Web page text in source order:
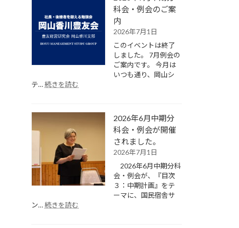
期
分
科
会・
会
れ
科会・例会のご案
内
2026年7月1日
このイベントは終了
しました。 7月例会の
ご案内です。 今月は
いつも通り、岡山シ
テ…続きを読む
2026
分
科
会・
例
会
ご
2026年6月中期分
科会・例会が開催
されました。
2026年7月1日
2026年6月中期分科
会・例会が、『目次
３：中期計画』をテ
ーマに、国民宿舎サ
ン…続きを読む
2026